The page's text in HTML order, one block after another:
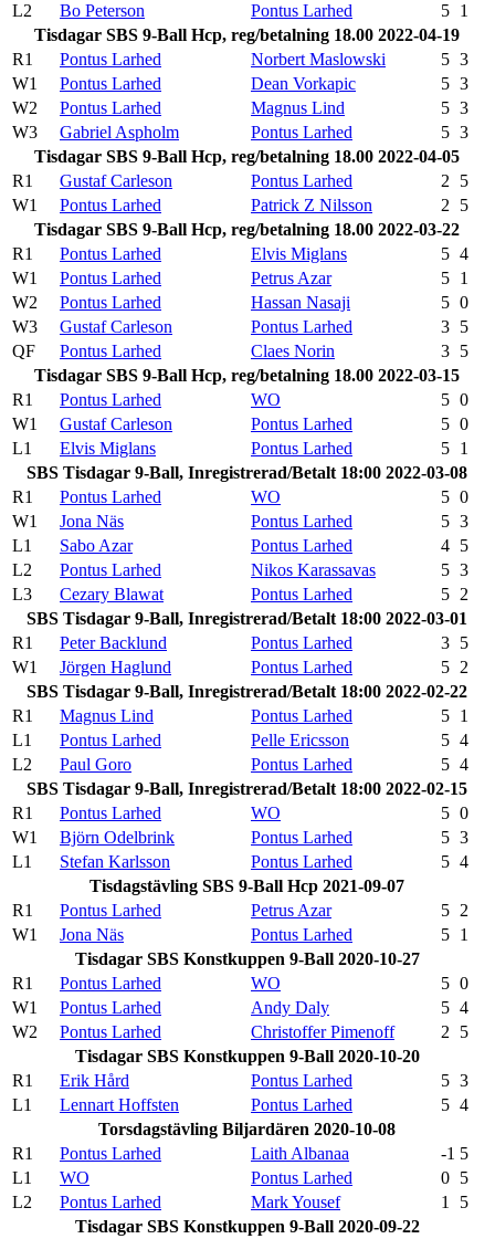
L2
Bo Peterson Pontus Larhed 5 1
Tisdagar SBS 9-Ball Hcp, reg/betalning 18.00 2022-04-19
R1
Pontus Larhed Norbert Maslowski 5 3
W1
Pontus Larhed Dean Vorkapic 5 3
W2
Pontus Larhed Magnus Lind 5 3
W3
Gabriel Aspholm Pontus Larhed 5 3
Tisdagar SBS 9-Ball Hcp, reg/betalning 18.00 2022-04-05
R1
Gustaf Carleson Pontus Larhed 2
5
W1
Pontus Larhed Patrick Z Nilsson 2
5
Tisdagar SBS 9-Ball Hcp, reg/betalning 18.00 2022-03-22
R1
Pontus Larhed Elvis Miglans 5 4
W1
Pontus Larhed Petrus Azar 5 1
W2
Pontus Larhed Hassan Nasaji 5 0
W3
Gustaf Carleson Pontus Larhed 3 5
QF
Pontus Larhed Claes Norin 3 5
Tisdagar SBS 9-Ball Hcp, reg/betalning 18.00 2022-03-15
R1
Pontus Larhed WO 5 0
W1
Gustaf Carleson Pontus Larhed 5 0
L1
Elvis Miglans Pontus Larhed 5 1
SBS Tisdagar 9-Ball, Inregistrerad/Betalt 18:00 2022-03-08
R1
Pontus Larhed WO 5 0
W1
Jona Näs Pontus Larhed 5 3
L1
Sabo Azar Pontus Larhed 4 5
L2
Pontus Larhed Nikos Karassavas 5 3
L3
Cezary Blawat Pontus Larhed 5 2
SBS Tisdagar 9-Ball, Inregistrerad/Betalt 18:00 2022-03-01
R1
Peter Backlund Pontus Larhed 3 5
W1
Jörgen Haglund Pontus Larhed 5 2
SBS Tisdagar 9-Ball, Inregistrerad/Betalt 18:00 2022-02-22
R1
Magnus Lind Pontus Larhed 5 1
L1
Pontus Larhed Pelle Ericsson 5 4
L2
Paul Goro Pontus Larhed 5 4
SBS Tisdagar 9-Ball, Inregistrerad/Betalt 18:00 2022-02-15
R1
Pontus Larhed WO 5 0
W1
Björn Odelbrink Pontus Larhed 5 3
L1
Stefan Karlsson Pontus Larhed 5 4
Tisdagstävling SBS 9-Ball Hcp 2021-09-07
R1
Pontus Larhed Petrus Azar 5 2
W1
Jona Näs Pontus Larhed 5 1
Tisdagar SBS Konstkuppen 9-Ball 2020-10-27
R1
Pontus Larhed WO 5 0
W1
Pontus Larhed Andy Daly 5 4
W2
Pontus Larhed Christoffer Pimenoff 2
5
Tisdagar SBS Konstkuppen 9-Ball 2020-10-20
R1
Erik Hård Pontus Larhed 5 3
L1
Lennart Hoffsten Pontus Larhed 5 4
Torsdagstävling Biljardären 2020-10-08
R1
Pontus Larhed Laith Albanaa -1 5
L1
WO Pontus Larhed 0 5
L2
Pontus Larhed Mark Yousef 1
5
Tisdagar SBS Konstkuppen 9-Ball 2020-09-22